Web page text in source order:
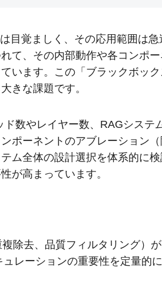
目覚ましく、その応用範囲は
て、その内部動作や各コンポ
います。この「ブラックボッ
きな課題です。
数やレイヤー数、RAGシステ
ポーネントのアブレーション
ム全体の設計選択を体系的に
が高まっています。
除去、品質フィルタリング）
レーションの重要性を定量的